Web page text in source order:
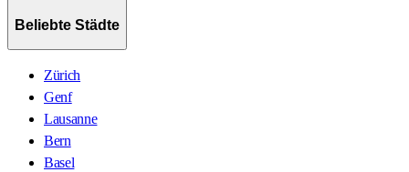
Beliebte Städte
Zürich
Genf
Lausanne
Bern
Basel